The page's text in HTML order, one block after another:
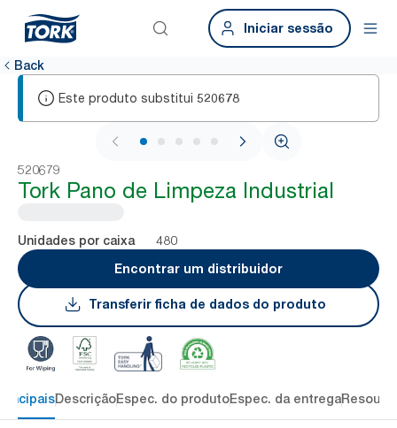
Iniciar sessão
Back
Este produto substitui 520678
1 / 6
520679
Tork Pano de Limpeza Industrial
Unidades por caixa
480
Encontrar um distribuidor
Transferir ficha de dados do produto
DescriçãoEspec. do produtoEspec. da entrega